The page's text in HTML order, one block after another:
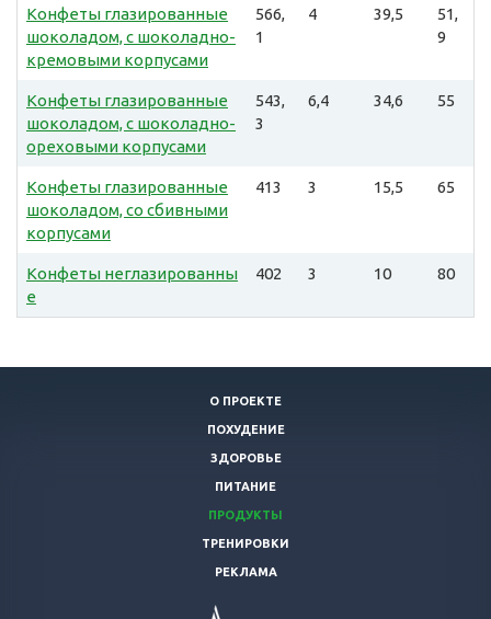
Конфеты глазированные
шоколадом, с шоколадно-
кремовыми корпусами
566,
1
4 39,5
51,
9
Конфеты глазированные
шоколадом, с шоколадно-
ореховыми корпусами
543,
3
6,4 34,6 55
Конфеты глазированные
шоколадом, со сбивными
корпусами
413 3 15,5 65
Конфеты неглазированны
е
402 3 10 80
О ПРОЕКТЕ
ПОХУДЕНИЕ
ЗДОРОВЬЕ
ПИТАНИЕ
ПРОДУКТЫ
ТРЕНИРОВКИ
РЕКЛАМА